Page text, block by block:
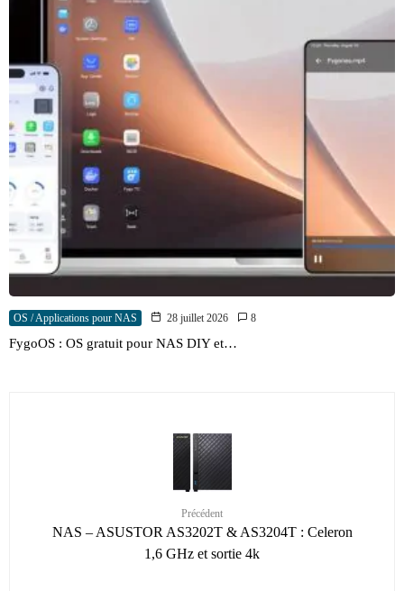
OS / Applications pour NAS 28 juillet 2026 8
FygoOS : OS gratuit pour NAS DIY et…
Précédent
NAS – ASUSTOR AS3202T & AS3204T : Celeron
1,6 GHz et sortie 4k